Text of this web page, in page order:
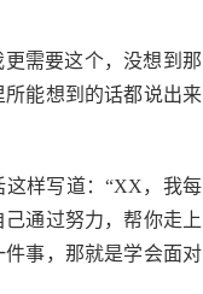
需要这个，没想到那
能想到的话都说出来
样写道：“XX，我每
通过努力，帮你走上
事，那就是学会面对